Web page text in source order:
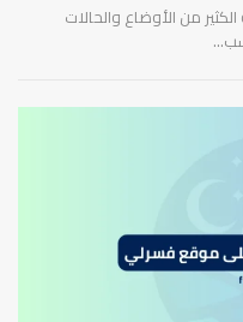
من الأوضاع والحالات